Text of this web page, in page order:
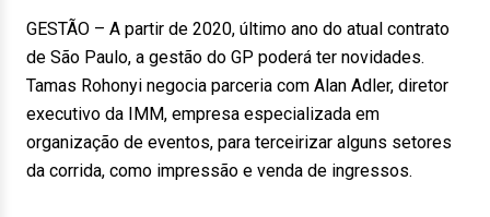
GESTÃO – A partir de 2020, último ano do atual contrato
de São Paulo, a gestão do GP poderá ter novidades.
Tamas Rohonyi negocia parceria com Alan Adler, diretor
executivo da IMM, empresa especializada em
organização de eventos, para terceirizar alguns setores
da corrida, como impressão e venda de ingressos.